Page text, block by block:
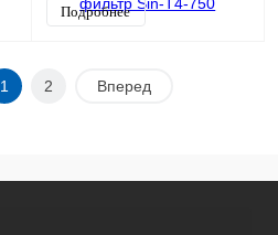
Подробнее
1 2 Вперед